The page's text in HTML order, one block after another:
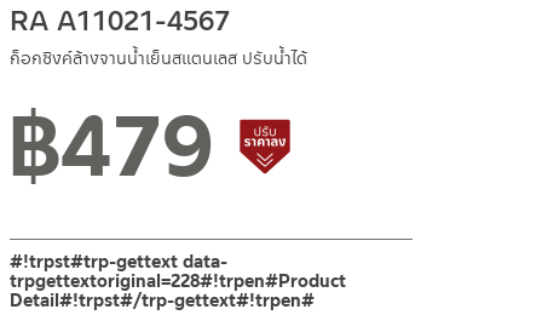
RA A11021-4567
ก็อกซิงค์ล้างจานน้ำเย็นสแตนเลส ปรับน้ำได้
฿479
#!trpst#trp-gettext data-
trpgettextoriginal=228#!trpen#Product
Detail#!trpst#/trp-gettext#!trpen#